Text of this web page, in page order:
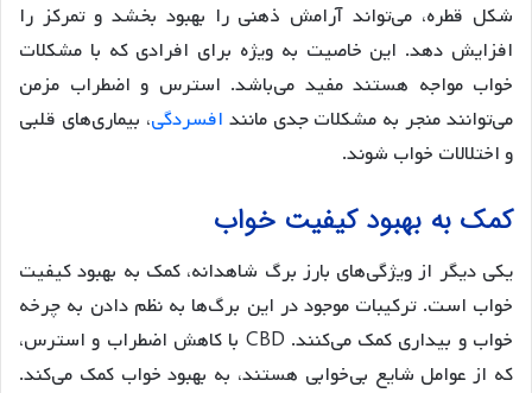
شکل قطره، می‌تواند آرامش ذهنی را بهبود بخشد و تمرکز را
افزایش دهد. این خاصیت به ویژه برای افرادی که با مشکلات
خواب مواجه هستند مفید می‌باشد. استرس و اضطراب مزمن
می‌توانند منجر به مشکلات جدی مانند افسردگی، بیماری‌های قلبی
و اختلالات خواب شوند.
کمک به بهبود کیفیت خواب
یکی دیگر از ویژگی‌های بارز برگ شاهدانه، کمک به بهبود کیفیت
خواب است. ترکیبات موجود در این برگ‌ها به نظم دادن به چرخه
خواب و بیداری کمک می‌کنند. CBD با کاهش اضطراب و استرس،
که از عوامل شایع بی‌خوابی هستند، به بهبود خواب کمک می‌کند.